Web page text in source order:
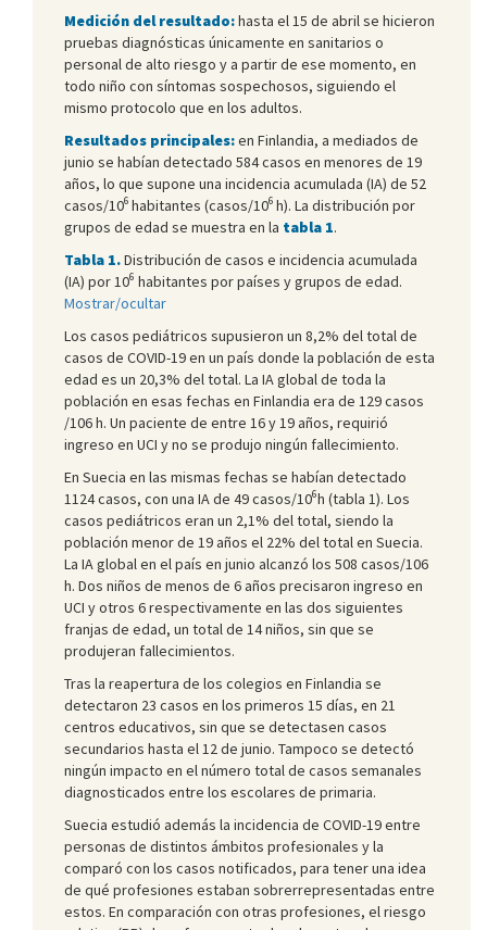
Medición del resultado:hasta el 15 de abril se hicieron
pruebas diagnósticas únicamente en sanitarios o
personal de alto riesgo y a partir de ese momento, en
todo niño con síntomas sospechosos, siguiendo el
mismo protocolo que en los adultos.
Resultados principales:en Finlandia, a mediados de
junio se habían detectado 584 casos en menores de 19
años, lo que supone una incidencia acumulada (IA) de 52
casos/106 habitantes (casos/106 h). La distribución por
grupos de edad se muestra en la tabla 1.
Tabla 1.Distribución de casos e incidencia acumulada
(IA) por 106 habitantes por países y grupos de edad.
Mostrar/ocultar
Los casos pediátricos supusieron un 8,2% del total de
casos de COVID-19 en un país donde la población de esta
edad es un 20,3% del total. La IA global de toda la
población en esas fechas en Finlandia era de 129 casos
/106 h. Un paciente de entre 16 y 19 años, requirió
ingreso en UCI y no se produjo ningún fallecimiento.
En Suecia en las mismas fechas se habían detectado
1124 casos, con una IA de 49 casos/106h (tabla 1). Los
casos pediátricos eran un 2,1% del total, siendo la
población menor de 19 años el 22% del total en Suecia.
La IA global en el país en junio alcanzó los 508 casos/106
h. Dos niños de menos de 6 años precisaron ingreso en
UCI y otros 6 respectivamente en las dos siguientes
franjas de edad, un total de 14 niños, sin que se
produjeran fallecimientos.
Tras la reapertura de los colegios en Finlandia se
detectaron 23 casos en los primeros 15 días, en 21
centros educativos, sin que se detectasen casos
secundarios hasta el 12 de junio. Tampoco se detectó
ningún impacto en el número total de casos semanales
diagnosticados entre los escolares de primaria.
Suecia estudió además la incidencia de COVID-19 entre
personas de distintos ámbitos profesionales y la
comparó con los casos notificados, para tener una idea
de qué profesiones estaban sobrerrepresentadas entre
estos. En comparación con otras profesiones, el riesgo